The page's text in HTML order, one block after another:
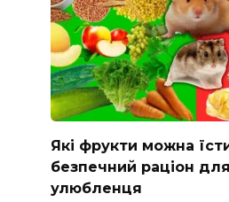
Які фрукти можна
безпечний раціон
улюбленця